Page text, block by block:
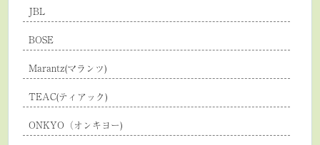
JBL
BOSE
Marantz(マランツ)
TEAC(ティアック)
ONKYO（オンキヨー)